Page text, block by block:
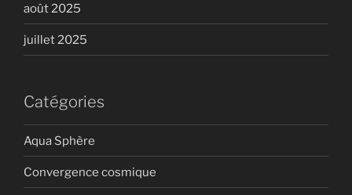
août 2025
juillet 2025
Catégories
Aqua Sphère
Convergence cosmique